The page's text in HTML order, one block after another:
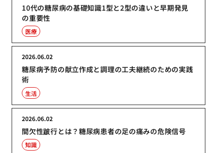
10代の糖尿病の基礎知識1型と2型の違いと早期発見
の重要性
医療
糖尿病予防の献立作成と調理の工夫継続のための実践
術
2026.06.02
生活
間欠性跛行とは？糖尿病患者の足の痛みの危険信号
2026.06.02
知識